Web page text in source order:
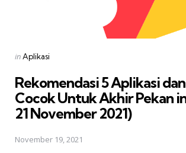
Posted
inAplikasi
Rekomendasi 5 Aplikasi
Cocok Untuk Akhir Pekan
21 November 2021)
November 19, 2021